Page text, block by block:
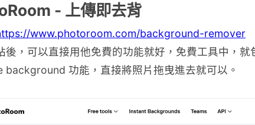
- 上傳即去背
www.photoroom.com/background-remover
後，可以直接用他免費的功能就好，免費工具中，就
background 功能，直接將照片拖曳進去就可以。